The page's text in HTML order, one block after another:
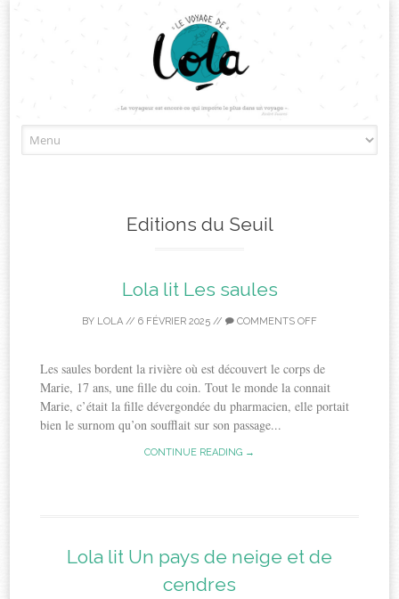
to
Editions du Seuil
Lola lit Les saules
BY LOLA // 6 FÉVRIER 2025 // COMMENTS OFF
Les saules bordent la rivière où est découvert le corps de
Marie, 17 ans, une fille du coin. Tout le monde la connait
Marie, c’était la fille dévergondée du pharmacien, elle portait
bien le surnom qu’on soufflait sur son passage...
CONTINUE READING →
Lola lit Un pays de neige et de
cendres